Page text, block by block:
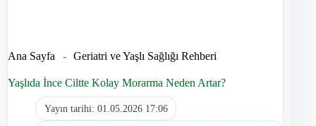
Ana Sayfa - Geriatri ve Yaşlı Sağlığı Rehberi
Yaşlıda İnce Ciltte Kolay Morarma Neden Artar?
Yayın tarihi: 01.05.2026 17:06